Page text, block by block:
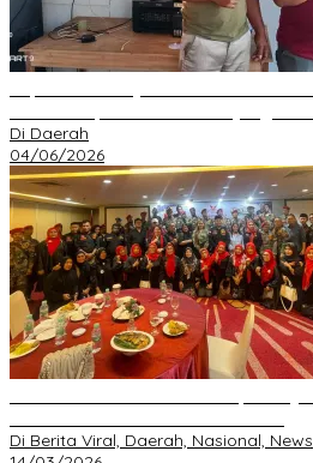
Di Daerah
04/06/2026
Di Berita Viral, Daerah, Nasional, News